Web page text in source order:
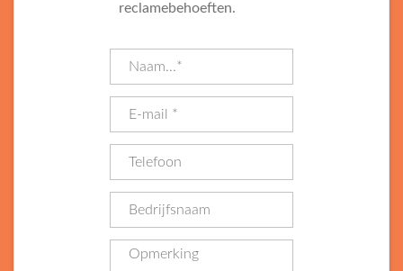
reclamebehoeften.